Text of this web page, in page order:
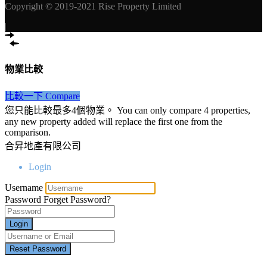
Copyright © 2019-2021 Rise Property Limited
|
物業比較
比較一下 Compare
您只能比較最多4個物業。 You can only compare 4 properties,
any new property added will replace the first one from the
comparison.
合昇地產有限公司
Login
Username
Password Forget Password?
Login
Reset Password